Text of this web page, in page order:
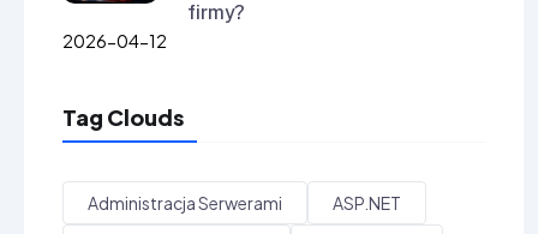
firmy?
2026-04-12
Tag Clouds
Administracja Serwerami
ASP.NET